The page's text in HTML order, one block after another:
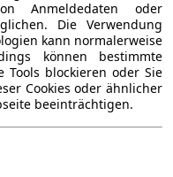
Anmeldedaten oder
Die Verwendung
kann normalerweise
können bestimmte
Tools blockieren oder Sie
Cookies oder ähnlicher
beeinträchtigen.